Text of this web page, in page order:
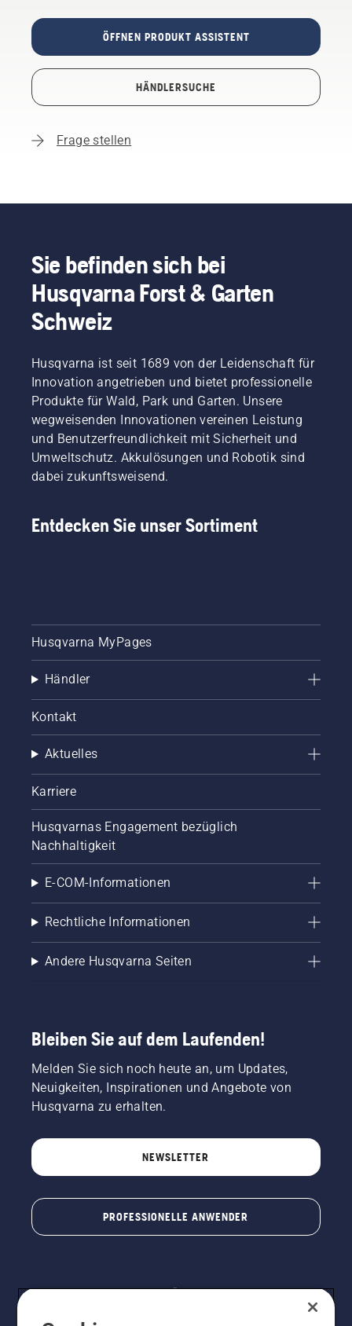
ÖFFNEN PRODUKT ASSISTENT
HÄNDLERSUCHE
Frage stellen
Sie befinden sich bei
Husqvarna Forst & Garten
Schweiz
Husqvarna ist seit 1689 von der Leidenschaft für
Innovation angetrieben und bietet professionelle
Produkte für Wald, Park und Garten. Unsere
wegweisenden Innovationen vereinen Leistung
und Benutzerfreundlichkeit mit Sicherheit und
Umweltschutz. Akkulösungen und Robotik sind
dabei zukunftsweisend.
Entdecken Sie unser Sortiment
Husqvarna MyPages
Händler
Kontakt
Aktuelles
Karriere
Husqvarnas Engagement bezüglich
Nachhaltigkeit
E-COM-Informationen
Rechtliche Informationen
Andere Husqvarna Seiten
Bleiben Sie auf dem Laufenden!
Melden Sie sich noch heute an, um Updates,
Neuigkeiten, Inspirationen und Angebote von
Husqvarna zu erhalten.
NEWSLETTER
PROFESSIONELLE ANWENDER